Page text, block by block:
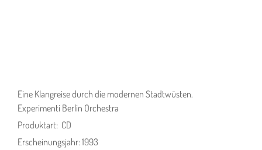
Eine Klangreise durch die modernen Stadtwüsten.
Experimenti Berlin Orchestra
Produktart: CD
Erscheinungsjahr: 1993